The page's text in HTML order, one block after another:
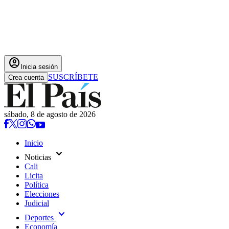
account_circle Inicia sesión
Crea cuenta SUSCRÍBETE
sábado, 8 de agosto de 2026
Inicio
Noticias expand_more
Cali
Licita
Política
Elecciones
Judicial
Deportes expand_more
Economía